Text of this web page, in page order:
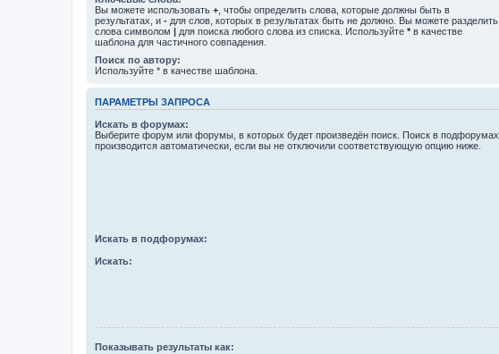
Вы можете использовать + , чтобы определить слова, которые должны быть в
результатах, и - для слов, которых в результатах быть не должно. Вы можете разделить
слова символом | для поиска любого слова из списка. Используйте * в качестве
шаблона для частичного совпадения.
Поиск по автору:
Используйте * в качестве шаблона.
ПАРАМЕТРЫ ЗАПРОСА
Искать в форумах:
Выберите форум или форумы, в которых будет произведён поиск. Поиск в подфорумах
производится автоматически, если вы не отключили соответствующую опцию ниже.
Искать в подфорумах:
Искать:
Показывать результаты как: